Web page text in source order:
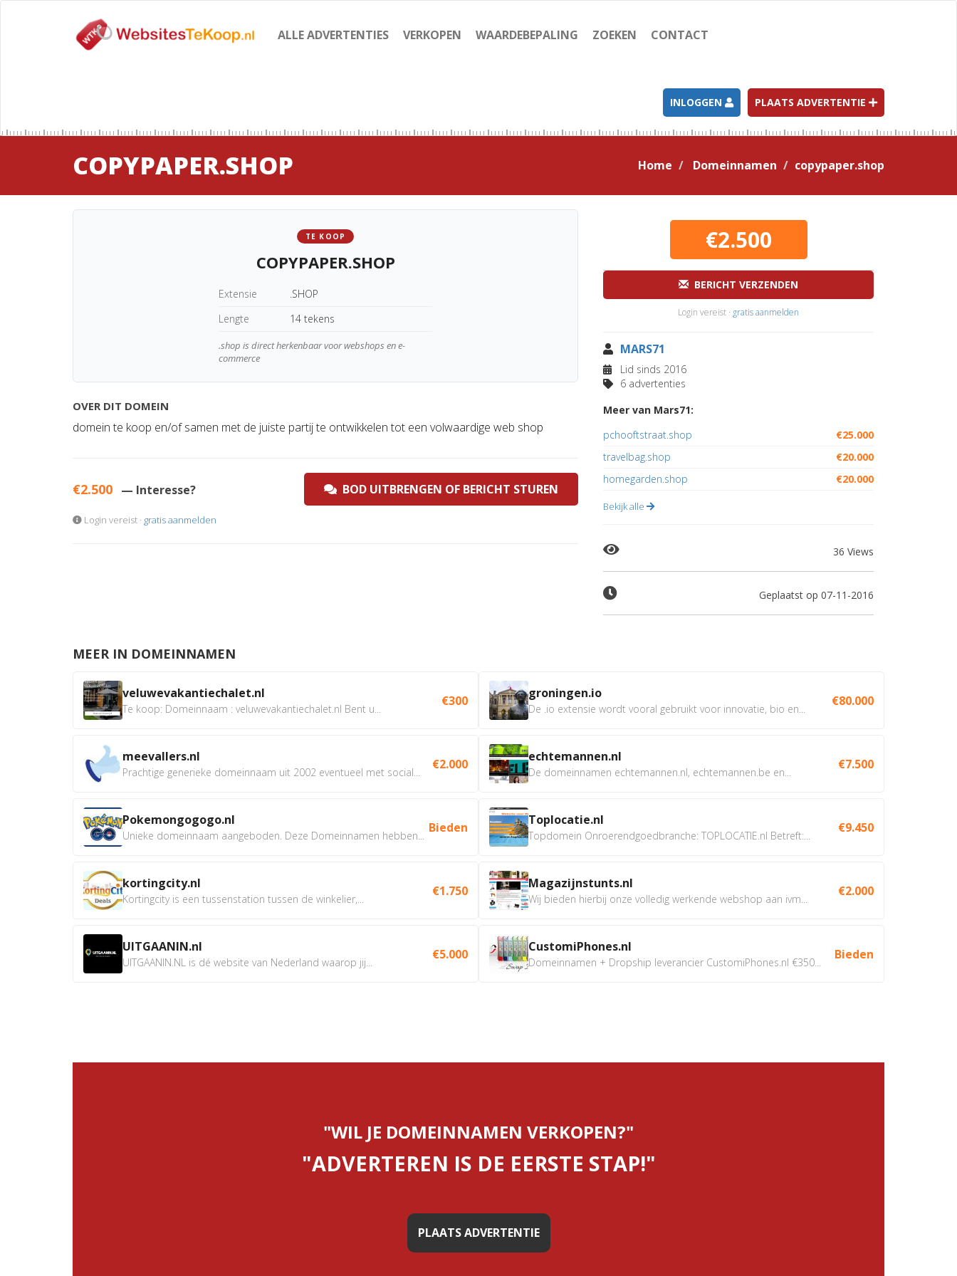
ALLE ADVERTENTIES VERKOPEN WAARDEBEPALING ZOEKEN CONTACT
INLOGGEN PLAATS ADVERTENTIE
COPYPAPER.SHOP Home Domeinnamen copypaper.shop
TE KOOP
COPYPAPER.SHOP
Extensie
.SHOP
Lengte
14 tekens
.shop is direct herkenbaar voor webshops en e-
commerce
OVER DIT DOMEIN
domein te koop en/of samen met de juiste partij te ontwikkelen tot een volwaardige web shop
€2.500 — Interesse? BOD UITBRENGEN OF BERICHT STUREN
Login vereist · gratis aanmelden
€2.500
BERICHT VERZENDEN
Login vereist · gratis aanmelden
MARS71
Lid sinds 2016
6 advertenties
Meer van Mars71:
pchooftstraat.shop
€25.000
travelbag.shop
€20.000
homegarden.shop
€20.000
Bekijk alle
36 Views
Geplaatst op 07-11-2016
MEER IN DOMEINNAMEN
veluwevakantiechalet.nl
Te koop: Domeinnaam : veluwevakantiechalet.nl Bent u...
€300
meevallers.nl
Prachtige generieke domeinnaam uit 2002 eventueel met social...
€2.000
Pokemongogogo.nl
Unieke domeinnaam aangeboden. Deze Domeinnamen hebben...
Bieden
kortingcity.nl
Kortingcity is een tussenstation tussen de winkelier,...
€1.750
UITGAANIN.nl
UITGAANIN.NL is dé website van Nederland waarop jij...
€5.000
groningen.io
De .io extensie wordt vooral gebruikt voor innovatie, bio en...
€80.000
echtemannen.nl
De domeinnamen echtemannen.nl, echtemannen.be en...
€7.500
Toplocatie.nl
Topdomein Onroerendgoedbranche: TOPLOCATIE.nl Betreft:...
€9.450
Magazijnstunts.nl
Wij bieden hierbij onze volledig werkende webshop aan ivm...
€2.000
CustomiPhones.nl
Domeinnamen + Dropship leverancier CustomiPhones.nl €350...
Bieden
"WIL JE DOMEINNAMEN VERKOPEN?"
"ADVERTEREN IS DE EERSTE STAP!"
PLAATS ADVERTENTIE